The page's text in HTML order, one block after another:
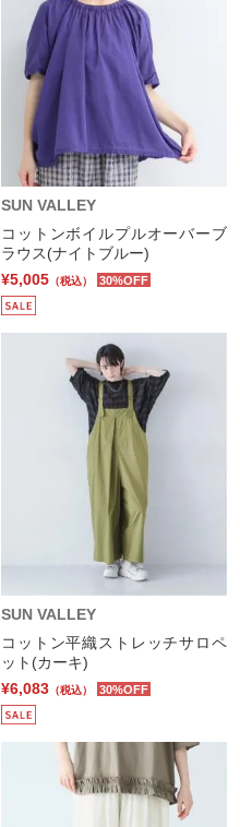
SUN VALLEY
コットンボイルプルオーバーブ
ラウス(ナイトブルー)
¥5,005 （税込） 30%OFF
SUN VALLEY
コットン平織ストレッチサロペ
ット(カーキ)
¥6,083 （税込） 30%OFF